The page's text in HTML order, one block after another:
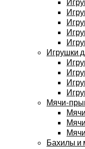
Игрушки
Мячи-
Бахилы и